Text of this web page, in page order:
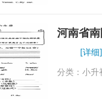
河南省
[详细]
分类： 小升